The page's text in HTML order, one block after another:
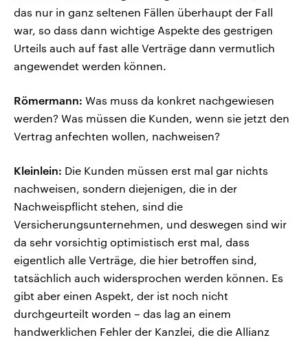
das nur in ganz seltenen Fällen überhaupt der Fall
war, so dass dann wichtige Aspekte des gestrigen
Urteils auch auf fast alle Verträge dann vermutlich
angewendet werden können.
Römermann: Was muss da konkret nachgewiesen
werden? Was müssen die Kunden, wenn sie jetzt den
Vertrag anfechten wollen, nachweisen?
Kleinlein: Die Kunden müssen erst mal gar nichts
nachweisen, sondern diejenigen, die in der
Nachweispflicht stehen, sind die
Versicherungsunternehmen, und deswegen sind wir
da sehr vorsichtig optimistisch erst mal, dass
eigentlich alle Verträge, die hier betroffen sind,
tatsächlich auch widersprochen werden können. Es
gibt aber einen Aspekt, der ist noch nicht
durchgeurteilt worden – das lag an einem
handwerklichen Fehler der Kanzlei, die die Allianz